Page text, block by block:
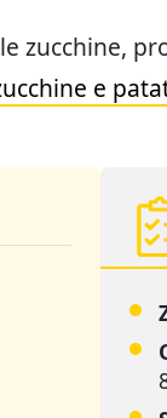
zucchine,
e